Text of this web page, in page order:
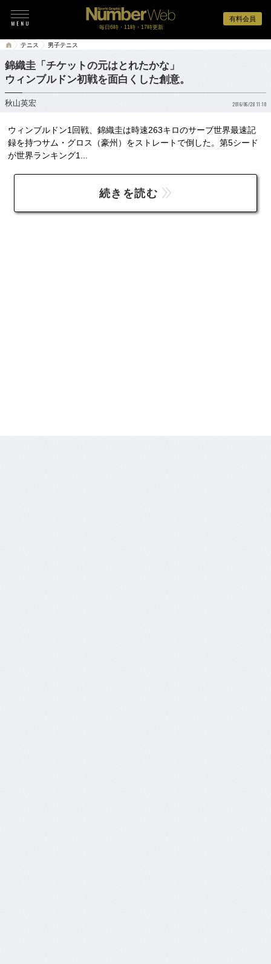
有料会員
毎日6時・11時・17時更新
テニス 男子テニス
錦織圭「チケットの元はとれたかな」
ウィンブルドン初戦を面白くした創意。
秋山英宏 2016/06/28 11:10
ウィンブルドン1回戦、錦織圭は時速263キロのサーブ世界最速記
録を持つサム・グロス（豪州）をストレートで倒した。第5シード
が世界ランキング1...
続きを読む